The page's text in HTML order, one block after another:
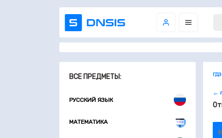
ВСЕ ПРЕДМЕТЫ:
РУССКИЙ ЯЗЫК
МАТЕМАТИКА
ГДЗ
←